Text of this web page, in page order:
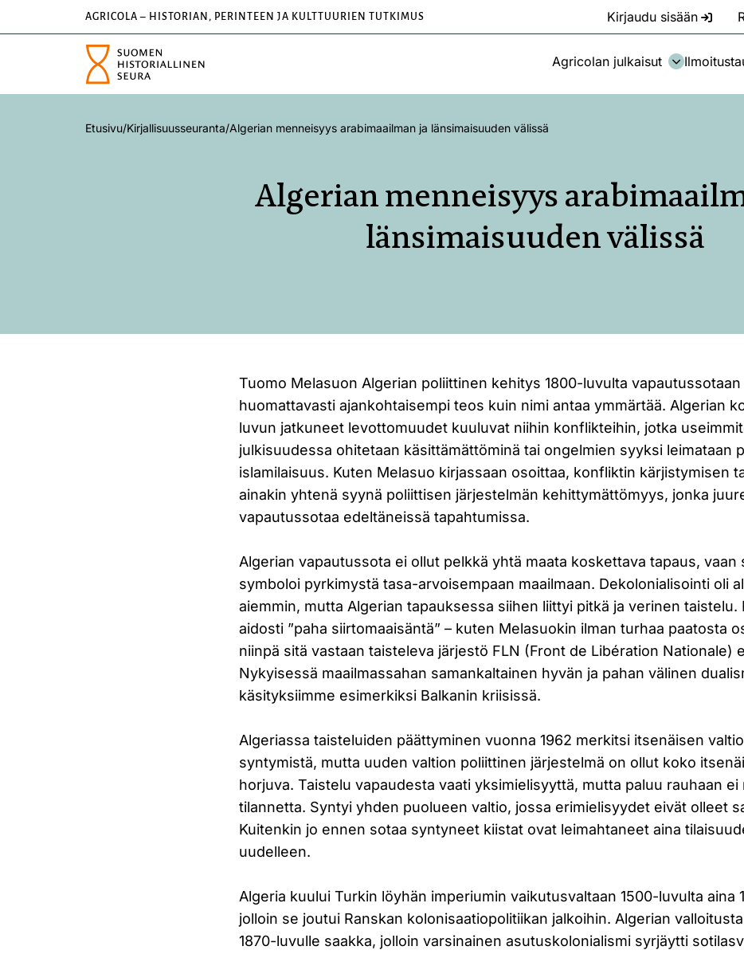
AGRICOLA – HISTORIAN, PERINTEEN JA KULTTUURIEN TUTKIMUS Kirjaudu sisään
Agricolan julkaisut
Etusivu/Kirjallisuusseuranta/Algerian menneisyys arabimaailman ja länsimaisuuden välissä
Algerian menneisyys
länsimaisuuden välissä
Tuomo Melasuon Algerian poliittinen kehitys 1800-luvulta vapautussotaan
huomattavasti ajankohtaisempi teos kuin nimi antaa ymmärtää. Algerian
luvun jatkuneet levottomuudet kuuluvat niihin konflikteihin, jotka
julkisuudessa ohitetaan käsittämättöminä tai ongelmien syyksi leimataan
islamilaisuus. Kuten Melasuo kirjassaan osoittaa, konfliktin kärjistymisen
ainakin yhtenä syynä poliittisen järjestelmän kehittymättömyys, jonka
vapautussotaa edeltäneissä tapahtumissa.
Algerian vapautussota ei ollut pelkkä yhtä maata koskettava tapaus, vaan
symboloi pyrkimystä tasa-arvoisempaan maailmaan. Dekolonialisointi oli
aiemmin, mutta Algerian tapauksessa siihen liittyi pitkä ja verinen taistelu.
aidosti ”paha siirtomaaisäntä” – kuten Melasuokin ilman turhaa paatosta
niinpä sitä vastaan taisteleva järjestö FLN (Front de Libération Nationale)
Nykyisessä maailmassahan samankaltainen hyvän ja pahan välinen
käsityksiimme esimerkiksi Balkanin kriisissä.
Algeriassa taisteluiden päättyminen vuonna 1962 merkitsi itsenäisen
syntymistä, mutta uuden valtion poliittinen järjestelmä on ollut koko
horjuva. Taistelu vapaudesta vaati yksimielisyyttä, mutta paluu rauhaan
tilannetta. Syntyi yhden puolueen valtio, jossa erimielisyydet eivät olleet
Kuitenkin jo ennen sotaa syntyneet kiistat ovat leimahtaneet aina
uudelleen.
Algeria kuului Turkin löyhän imperiumin vaikutusvaltaan 1500-luvulta aina
jolloin se joutui Ranskan kolonisaatiopolitiikan jalkoihin. Algerian
1870-luvulle saakka, jolloin varsinainen asutuskolonialismi syrjäytti